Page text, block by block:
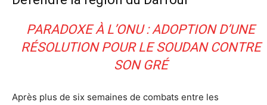
PARADOXE À L’ONU : ADOPTION D’UNE
RÉSOLUTION POUR LE SOUDAN CONTRE
SON GRÉ
Après plus de six semaines de combats entre les